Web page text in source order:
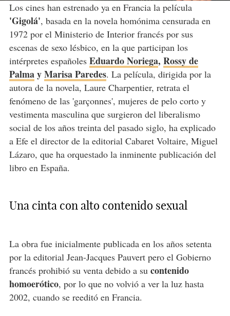
Los cines han estrenado ya en Francia la película
'Gigolá', basada en la novela homónima censurada en
1972 por el Ministerio de Interior francés por sus
escenas de sexo lésbico, en la que participan los
intérpretes españoles Eduardo Noriega, Rossy de
PalmayMarisa Paredes. La película, dirigida por la
autora de la novela, Laure Charpentier, retrata el
fenómeno de las 'garçonnes', mujeres de pelo corto y
vestimenta masculina que surgieron del liberalismo
social de los años treinta del pasado siglo, ha explicado
a Efe el director de la editorial Cabaret Voltaire, Miguel
Lázaro, que ha orquestado la inminente publicación del
libro en España.
Una cinta con alto contenido sexual
La obra fue inicialmente publicada en los años setenta
por la editorial Jean-Jacques Pauvert pero el Gobierno
francés prohibió su venta debido a su contenido
homoerótico, por lo que no volvió a ver la luz hasta
2002, cuando se reeditó en Francia.